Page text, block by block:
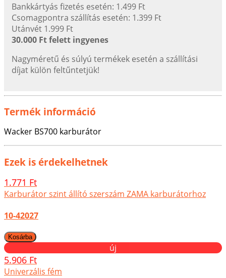
Bankkártyás fizetés esetén: 1.499 Ft
Csomagpontra szállítás esetén: 1.399 Ft
Utánvét 1.999 Ft
30.000 Ft felett ingyenes
Nagyméretű és súlyú termékek esetén a szállítási
díjat külön feltűntetjük!
Termék információ
Wacker BS700 karburátor
Ezek is érdekelhetnek
1.771 Ft
Karburátor szint állító szerszám ZAMA karburátorhoz
10-42027
új
5.906 Ft
Univerzális fém